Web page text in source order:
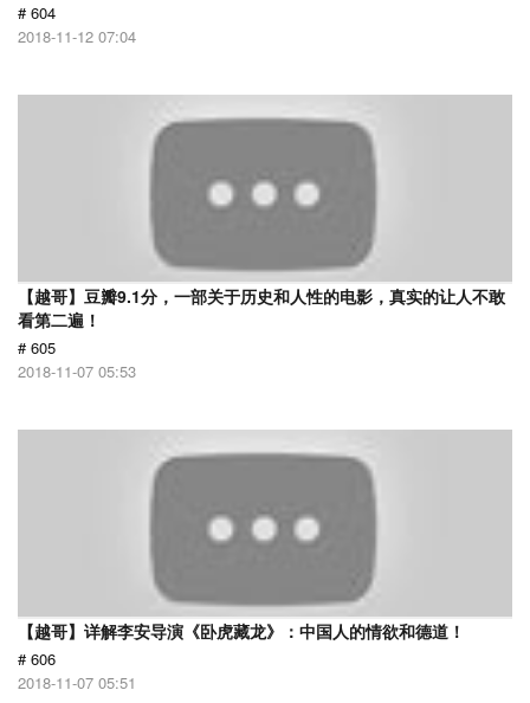
# 604
2018-11-12 07:04
【越哥】豆瓣9.1分，一部关于历史和人性的电影，真实的让人不敢
看第二遍！
# 605
2018-11-07 05:53
【越哥】详解李安导演《卧虎藏龙》：中国人的情欲和德道！
# 606
2018-11-07 05:51